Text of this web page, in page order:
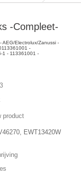
-Compleet-
AEG/Electrolux/Zanussi -
-
1 - 113361001 -
product
EWT13420W